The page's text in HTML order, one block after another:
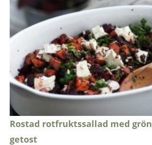
Rostad rotfruktssallad med
getost